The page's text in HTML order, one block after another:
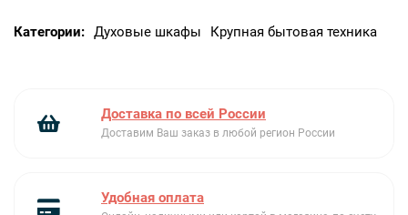
внутри скрывается высокая функциональность
истечению заданного времени.
Электронный таймер Электронный таймер поможет
также установить время отложенного старта|который
Категории: Духовые шкафы Крупная бытовая техника
Доставка по всей России
Доставим Ваш заказ в любой регион России
Удобная оплата